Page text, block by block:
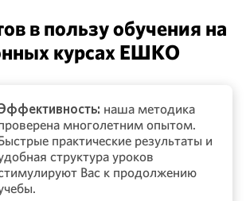
в пользу обучения на
курсах ЕШКО
наша методика
многолетним опытом.
практические результаты и
структура уроков
Вас к продолжению